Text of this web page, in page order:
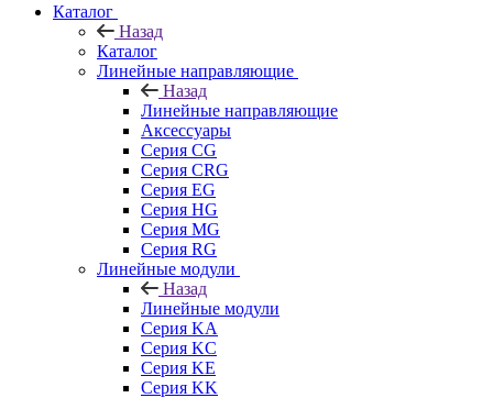
Каталог
Назад
Каталог
Линейные направляющие
Назад
Линейные направляющие
Аксессуары
Серия CG
Серия CRG
Серия EG
Серия HG
Серия MG
Серия RG
Линейные модули
Назад
Линейные модули
Серия KA
Серия KC
Серия KE
Серия KK